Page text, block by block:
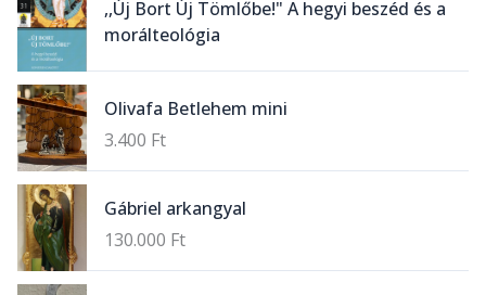
,,Új Bort Új Tömlőbe!" A hegyi beszéd és a
morálteológia
Olivafa Betlehem mini
3.400 Ft
Gábriel arkangyal
130.000 Ft